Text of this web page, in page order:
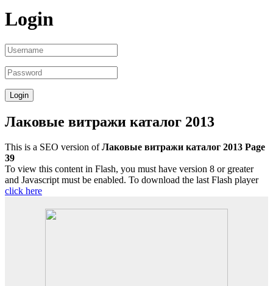
Login
Лаковые витражи каталог 2013
This is a SEO version ofЛаковые витражи каталог 2013 Page
39
To view this content in Flash, you must have version 8 or greater
and Javascript must be enabled. To download the last Flash player
click here